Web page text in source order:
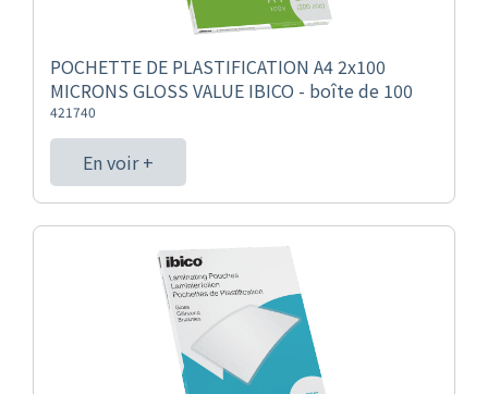
POCHETTE DE PLASTIFICATION A4 2x100
MICRONS GLOSS VALUE IBICO - boîte de 100
421740
En voir +